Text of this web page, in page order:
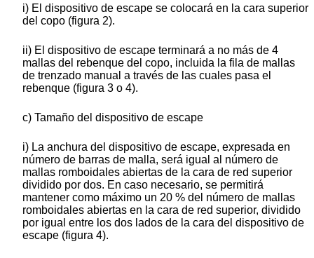
i) El dispositivo de escape se colocará en la cara superior
del copo (figura 2).
ii) El dispositivo de escape terminará a no más de 4
mallas del rebenque del copo, incluida la fila de mallas
de trenzado manual a través de las cuales pasa el
rebenque (figura 3 o 4).
c) Tamaño del dispositivo de escape
i) La anchura del dispositivo de escape, expresada en
número de barras de malla, será igual al número de
mallas romboidales abiertas de la cara de red superior
dividido por dos. En caso necesario, se permitirá
mantener como máximo un 20 % del número de mallas
romboidales abiertas en la cara de red superior, dividido
por igual entre los dos lados de la cara del dispositivo de
escape (figura 4).